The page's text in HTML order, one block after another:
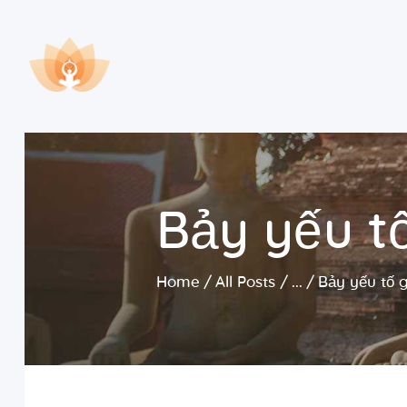
Bảy yếu
Home All Posts ... Bảy yếu tố